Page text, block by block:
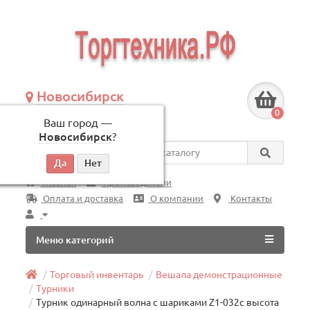
Новосибирск
Ваш город —
Новосибирск?
по будням, с 09:00 до 18:00
0
Везде
Главная
Производители
Оплата и доставка
О компании Контакты
Меню категорий
Торговый инвентарь
Вешала демонстрационные
Турники
Турник одинарный волна с шариками Z1-032с высота